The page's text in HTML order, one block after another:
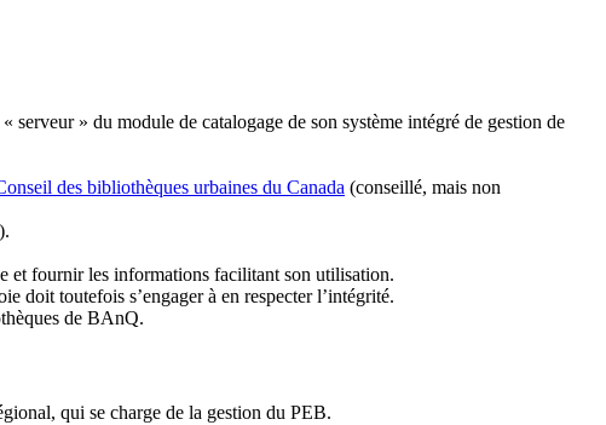
» du module de catalogage de son système intégré de gestion de
des bibliothèques urbaines du Canada (conseillé, mais non
et fournir les informations facilitant son utilisation.
doit toutefois s’engager à en respecter l’intégrité.
de BAnQ.
qui se charge de la gestion du PEB.